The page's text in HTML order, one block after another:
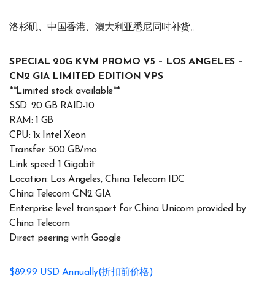
洛杉矶、中国香港、澳大利亚悉尼同时补货。
SPECIAL 20G KVM PROMO V5 – LOS ANGELES –
CN2 GIA LIMITED EDITION VPS
**Limited stock available**
SSD: 20 GB RAID-10
RAM: 1 GB
CPU: 1x Intel Xeon
Transfer: 500 GB/mo
Link speed: 1 Gigabit
Location: Los Angeles, China Telecom IDC
China Telecom CN2 GIA
Enterprise level transport for China Unicom provided by
China Telecom
Direct peering with Google
$89.99 USD Annually(折扣前价格)